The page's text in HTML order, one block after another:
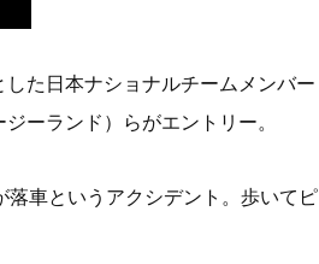
た日本ナショナルチームメンバー
ーランド）らがエントリー。
車というアクシデント。歩いてピ